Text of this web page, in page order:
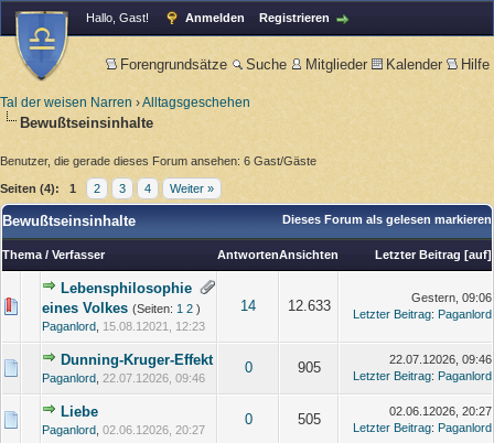
Hallo, Gast! Anmelden Registrieren
Forengrundsätze Suche Mitglieder Kalender Hilfe
Tal der weisen Narren ›Alltagsgeschehen
Bewußtseinsinhalte
Benutzer, die gerade dieses Forum ansehen: 6 Gast/Gäste
Seiten (4): 1 2 3 4 Weiter »
Dieses Forum als gelesen markieren
Bewußtseinsinhalte
Thema / Verfasser AntwortenAnsichten Letzter Beitrag [auf]
Lebensphilosophie
eines Volkes (Seiten: 1 2 )
Paganlord 15.08.12021, 12:23
14 12.633 Gestern , 09:06
Letzter Beitrag: Paganlord
Dunning-Kruger-Effekt
Paganlord 22.07.12026, 09:46
0 905
22.07.12026, 09:46
Letzter Beitrag: Paganlord
Liebe
Paganlord 02.06.12026, 20:27
0 505
02.06.12026, 20:27
Letzter Beitrag: Paganlord